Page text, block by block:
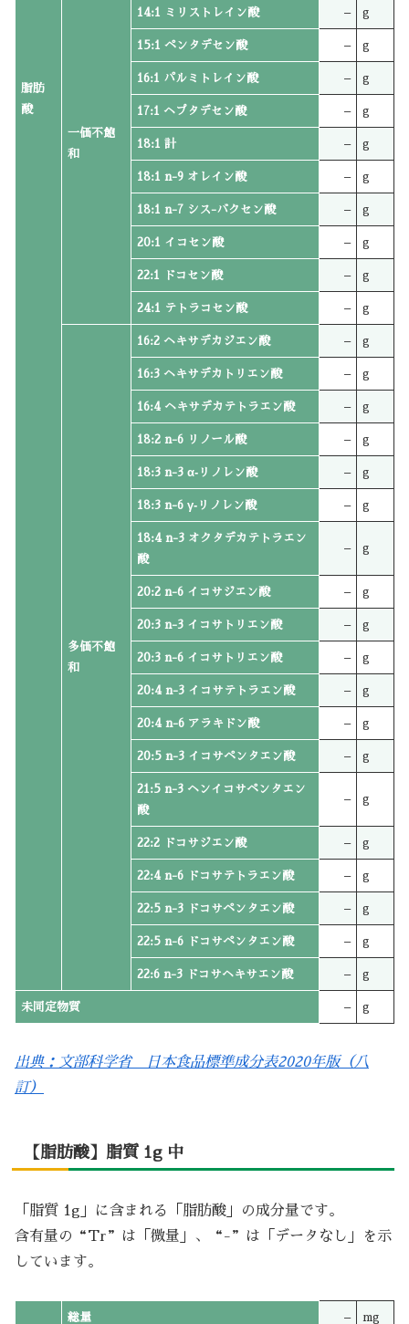
脂肪
酸
一価不飽
和
14:1 ミリストレイン酸 – g
15:1 ペンタデセン酸 – g
16:1 パルミトレイン酸 – g
17:1 ヘプタデセン酸 – g
18:1 計 – g
18:1 n-9 オレイン酸 – g
18:1 n-7 シス-バクセン酸 – g
20:1 イコセン酸 – g
22:1 ドコセン酸 – g
24:1 テトラコセン酸 – g
多価不飽
和
16:2 ヘキサデカジエン酸 – g
16:3 ヘキサデカトリエン酸 – g
16:4 ヘキサデカテトラエン酸 – g
18:2 n-6 リノール酸 – g
18:3 n-3 α‐リノレン酸 – g
18:3 n-6 γ‐リノレン酸 – g
18:4 n-3 オクタデカテトラエン
酸
– g
20:2 n-6 イコサジエン酸 – g
20:3 n-3 イコサトリエン酸 – g
20:3 n-6 イコサトリエン酸 – g
20:4 n-3 イコサテトラエン酸 – g
20:4 n-6 アラキドン酸 – g
20:5 n-3 イコサペンタエン酸 – g
21:5 n-3 ヘンイコサペンタエン
酸
– g
22:2 ドコサジエン酸 – g
22:4 n-6 ドコサテトラエン酸 – g
22:5 n-3 ドコサペンタエン酸 – g
22:5 n-6 ドコサペンタエン酸 – g
22:6 n-3 ドコサヘキサエン酸 – g
未同定物質 – g
出典：文部科学省 日本食品標準成分表2020年版（八
訂）
【脂肪酸】脂質 1g 中
「脂質 1g」に含まれる「脂肪酸」の成分量です。
含有量の“Tr”は「微量」、“-”は「データなし」を示
しています。
総量 – mg